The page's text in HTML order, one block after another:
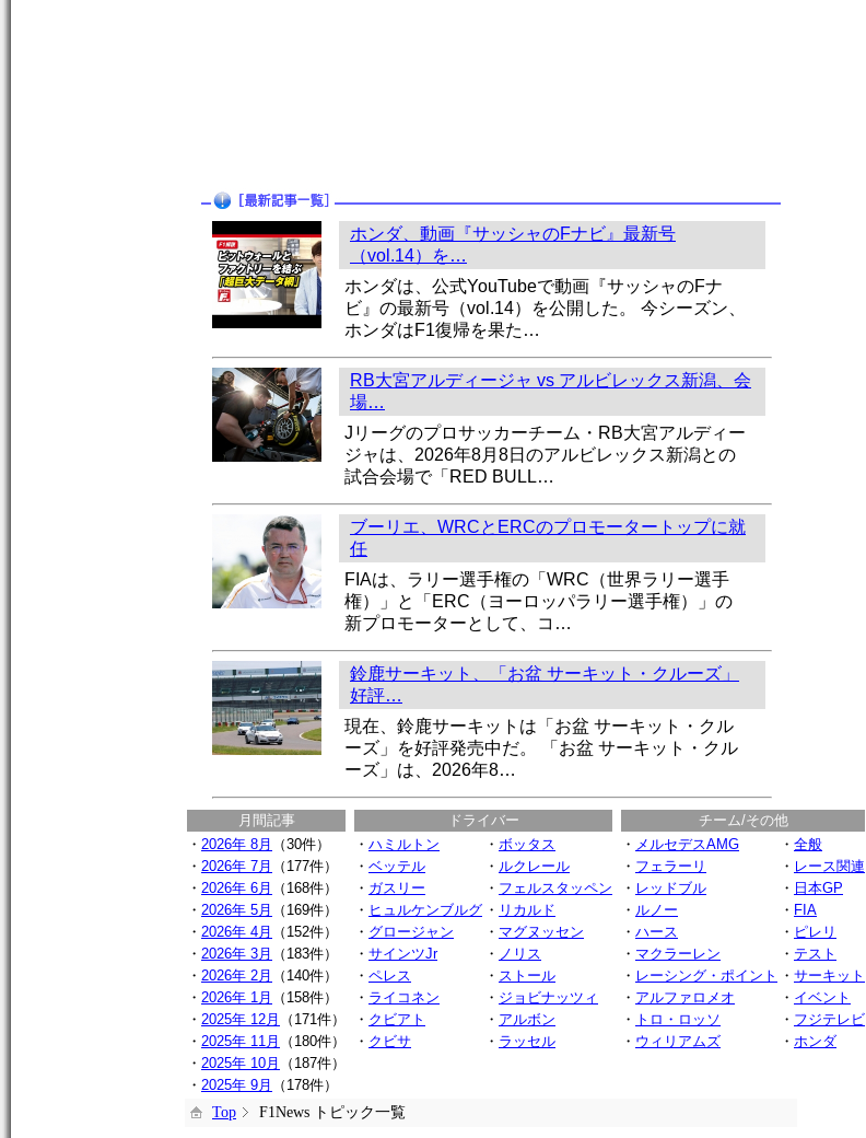
ホンダ、動画『サッシャのFナビ』最新号
（vol.14）を…
ホンダは、公式YouTubeで動画『サッシャのFナ
ビ』の最新号（vol.14）を公開した。 今シーズン、
ホンダはF1復帰を果た…
RB大宮アルディージャ vs アルビレックス新潟、会
場…
Jリーグのプロサッカーチーム・RB大宮アルディー
ジャは、2026年8月8日のアルビレックス新潟との
試合会場で「RED BULL…
ブーリエ、WRCとERCのプロモータートップに就
任
FIAは、ラリー選手権の「WRC（世界ラリー選手
権）」と「ERC（ヨーロッパラリー選手権）」の
新プロモーターとして、コ…
鈴鹿サーキット、「お盆 サーキット・クルーズ」
好評…
現在、鈴鹿サーキットは「お盆 サーキット・クル
ーズ」を好評発売中だ。 「お盆 サーキット・クル
ーズ」は、2026年8…
月間記事 ドライバー
チーム/その他
・ 2026年 8月
（30件）
・ 2026年 7月
（177件）
・ 2026年 6月
（168件）
・ 2026年 5月
（169件）
・ 2026年 4月
（152件）
・ 2026年 3月
（183件）
・ 2026年 2月
（140件）
・ 2026年 1月
（158件）
・ 2025年 12月
（171件）
・ 2025年 11月
（180件）
・ 2025年 10月
（187件）
・ 2025年 9月 （178件）
・ ハミルトン
・ ベッテル
・ ガスリー
・ ヒュルケンブルグ
・ グロージャン
・ サインツJr
・ ペレス
・ ライコネン
・ クビアト
・ クビサ
・ ボッタス
・ ルクレール
・ フェルスタッペン
・ リカルド
・ マグヌッセン
・ ノリス
・ ストール
・ ジョビナッツィ
・ アルボン
・ ラッセル
・ メルセデスAMG
・ フェラーリ
・ レッドブル
・ ルノー
・ ハース
・ マクラーレン
・ レーシング・ポイント
・ アルファロメオ
・ トロ・ロッソ
・ ウィリアムズ
・ 全般
・ レース関連
・ 日本GP
・ FIA
・ ピレリ
・ テスト
・ サーキット
・ イベント
・ フジテレビ
・ ホンダ
Top F1News トピック一覧